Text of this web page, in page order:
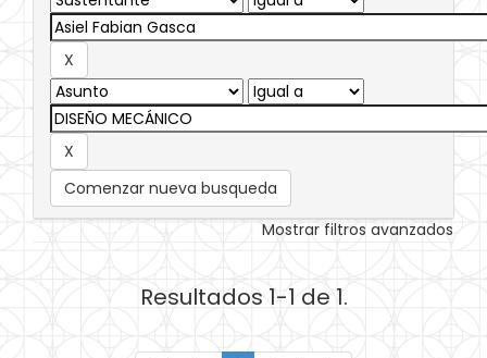
Comenzar nueva busqueda
Mostrar filtros avanzados
Resultados 1-1 de 1.